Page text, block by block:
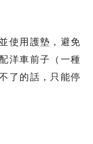
使用護墊，避免
洋車前子（一種
了的話，只能停